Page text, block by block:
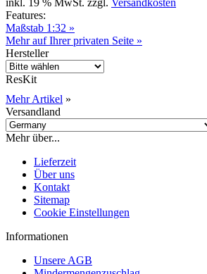
inkl. 19 % MwSt. zzgl. Versandkosten
Features:
Maßstab 1:32 »
Mehr auf Ihrer privaten Seite »
Hersteller
ResKit
Mehr Artikel »
Versandland
Mehr über...
Lieferzeit
Über uns
Kontakt
Sitemap
Cookie Einstellungen
Informationen
Unsere AGB